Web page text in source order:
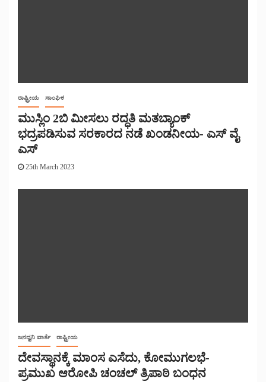
ರಾಷ್ಟ್ರೀಯ ಸಾಂಘಿಕ
ಮುಸ್ಲಿಂ 2ಬಿ ಮೀಸಲು ರದ್ಧತಿ ಮತಬ್ಯಾಂಕ್
ಭದ್ರಪಡಿಸುವ ಸರಕಾರದ ನಡೆ ಖಂಡನೀಯ- ಎಸ್ ವೈ
ಎಸ್
25th March 2023
ಜನಧ್ವನಿ ವಾರ್ತೆ ರಾಷ್ಟ್ರೀಯ
ದೇವಸ್ಥಾನಕ್ಕೆ ಮಾಂಸ ಎಸೆದು, ಕೋಮುಗಲಭೆ-
ಪ್ರಮುಖ ಆರೋಪಿ ಚಂಚಲ್ ತ್ರಿಪಾಠಿ ಬಂಧನ